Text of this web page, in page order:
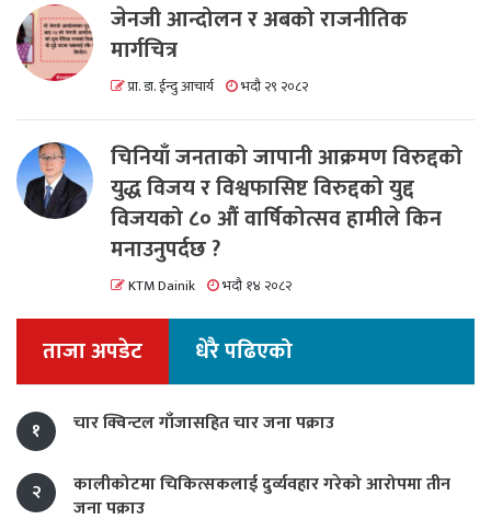
जेनजी आन्दोलन र अबको राजनीतिक
मार्गचित्र
प्रा. डा. ईन्दु आचार्य भदौ २९ २०८२
चिनियाँ जनताको जापानी आक्रमण विरुद्दको
युद्ध विजय र विश्वफासिष्ट विरुद्दको युद्द
विजयको ८० औं वार्षिकोत्सव हामीले किन
मनाउनुपर्दछ ?
KTM Dainik भदौ १४ २०८२
ताजा अपडेट धेरै पढिएको
१ चार क्विन्टल गाँजासहित चार जना पक्राउ
२
कालीकोटमा चिकित्सकलाई दुर्व्यवहार गरेको आरोपमा तीन
जना पक्राउ